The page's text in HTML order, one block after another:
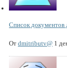
Список документов
От dmitributv@ 1